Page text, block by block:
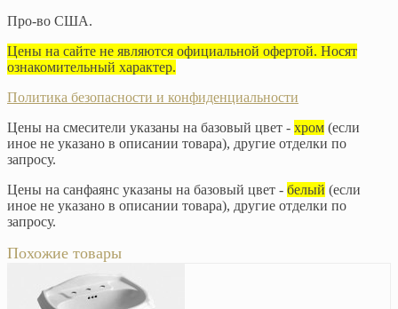
Про-во США.
Цены на сайте не являются официальной офертой. Носят
ознакомительный характер.
Политика безопасности и конфиденциальности
Цены на смесители указаны на базовый цвет - хром (если
иное не указано в описании товара), другие отделки по
запросу.
Цены на санфаянс указаны на базовый цвет - белый (если
иное не указано в описании товара), другие отделки по
запросу.
Похожие товары